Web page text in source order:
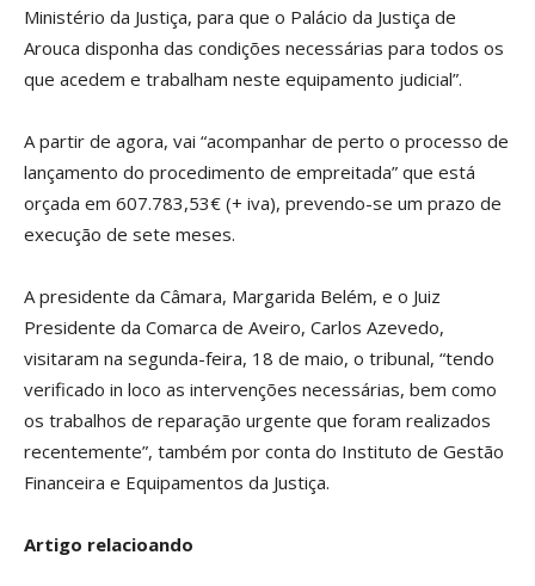
Ministério da Justiça, para que o Palácio da Justiça de
Arouca disponha das condições necessárias para todos os
que acedem e trabalham neste equipamento judicial”.
A partir de agora, vai “acompanhar de perto o processo de
lançamento do procedimento de empreitada” que está
orçada em 607.783,53€ (+ iva), prevendo-se um prazo de
execução de sete meses.
A presidente da Câmara, Margarida Belém, e o Juiz
Presidente da Comarca de Aveiro, Carlos Azevedo,
visitaram na segunda-feira, 18 de maio, o tribunal, “tendo
verificado in loco as intervenções necessárias, bem como
os trabalhos de reparação urgente que foram realizados
recentemente”, também por conta do Instituto de Gestão
Financeira e Equipamentos da Justiça.
Artigo relacioando